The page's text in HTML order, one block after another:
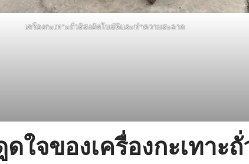
เครื่องกะเทาะถั่วลิสงอัตโนมัติและทำความสะอาด
ใจของเครื่องกะเทาะ